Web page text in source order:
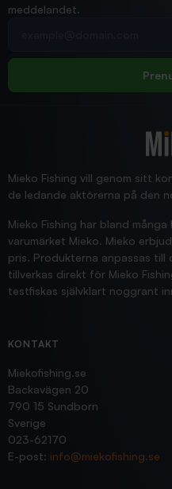
Jensa
meddelandet.
Mieko Fishing vill genom sitt
de ledande aktörerna på den
Mieko Fishing har bland
varumärket Mieko. Mieko
pris. Produkterna anpassas till
tillverkas direkt för Mieko
testfiskas självklart noggrant
KONTAKT
Miekofishing.se
Backavägen 20
790 15 Sundborn
Sverige
023-62170
E-post: info@miekofishing.se